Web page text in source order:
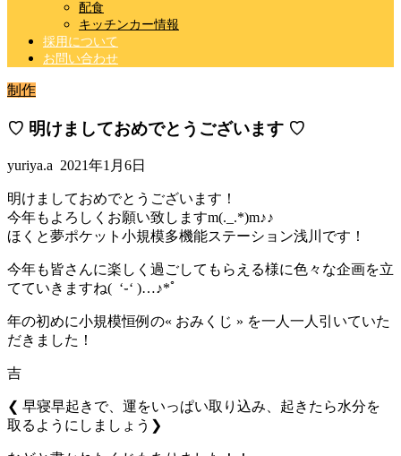
配食
キッチンカー情報
採用について
お問い合わせ
制作
♡ 明けましておめでとうございます ♡
yuriya.a 2021年1月6日
明けましておめでとうございます！
今年もよろしくお願い致しますm(._.*)m♪♪
ほくと夢ポケット小規模多機能ステーション浅川です！
今年も皆さんに楽しく過ごしてもらえる様に色々な企画を立
てていきますね( ‘֊‘ )…♪*ﾟ
年の初めに小規模恒例の« おみくじ » を一人一人引いていた
だきました！
吉
❮ 早寝早起きで、運をいっぱい取り込み、起きたら水分を
取るようにしましょう ❯